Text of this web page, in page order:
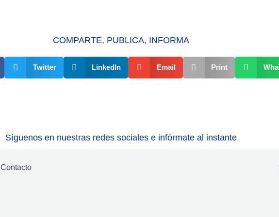
COMPARTE, PUBLICA, INFORMA
Twitter LinkedIn Email Print
Síguenos en nuestras redes sociales e infórmate al instante
Contacto